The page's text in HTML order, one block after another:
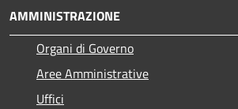
AMMINISTRAZIONE
Organi di Governo
Aree Amministrative
Uffici